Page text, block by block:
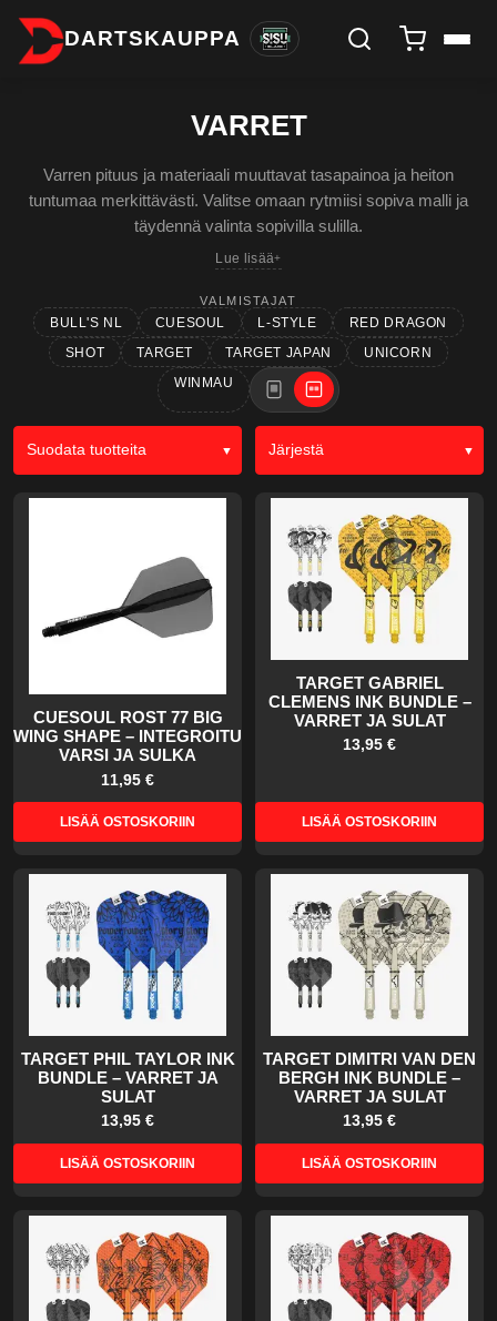
DARTSKAUPPA
VARRET
Varren pituus ja materiaali muuttavat tasapainoa ja heiton
tuntumaa merkittävästi. Valitse omaan rytmiisi sopiva malli ja
täydennä valinta sopivilla sulilla.
Lue lisää
VALMISTAJAT
BULL'S NL CUESOUL L-STYLE
RED DRAGON
SHOT
TARGET TARGET JAPAN
UNICORN
WINMAU
Suodata tuotteita Järjestä
CUESOUL ROST 77 BIG
WING SHAPE – INTEGROITU
VARSI JA SULKA
11,95 €
LISÄÄ OSTOSKORIIN
TARGET GABRIEL
CLEMENS INK BUNDLE –
VARRET JA SULAT
13,95 €
LISÄÄ OSTOSKORIIN
TARGET PHIL TAYLOR INK
BUNDLE – VARRET JA
SULAT
13,95 €
LISÄÄ OSTOSKORIIN
TARGET DIMITRI VAN DEN
BERGH INK BUNDLE –
VARRET JA SULAT
13,95 €
LISÄÄ OSTOSKORIIN